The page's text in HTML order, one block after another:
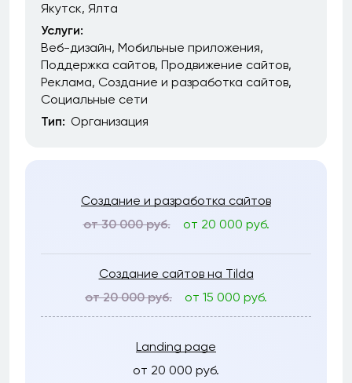
Якутск Ялта
Услуги:
Веб-дизайн Мобильные приложения
Поддержка сайтов Продвижение сайтов
Реклама Создание и разработка сайтов
Социальные сети
Тип: Организация
Создание и разработка сайтов
от 30 000 руб.
от 20 000 руб.
Создание сайтов на Tilda
от 20 000 руб.
от 15 000 руб.
Landing page
от 20 000 руб.